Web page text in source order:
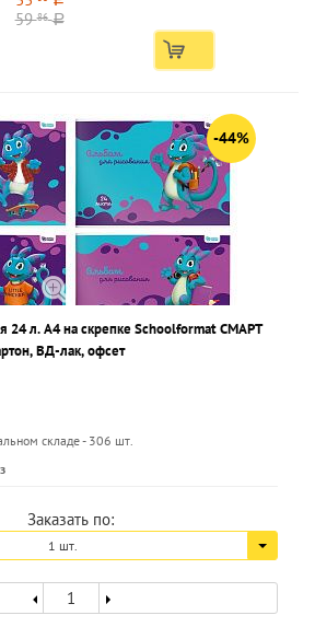
5986 a
-44%
24 л. А4 на скрепке Schoolformat СМАРТ
ВД-лак, офсет
складе - 306 шт.
Заказать по:
1 шт.